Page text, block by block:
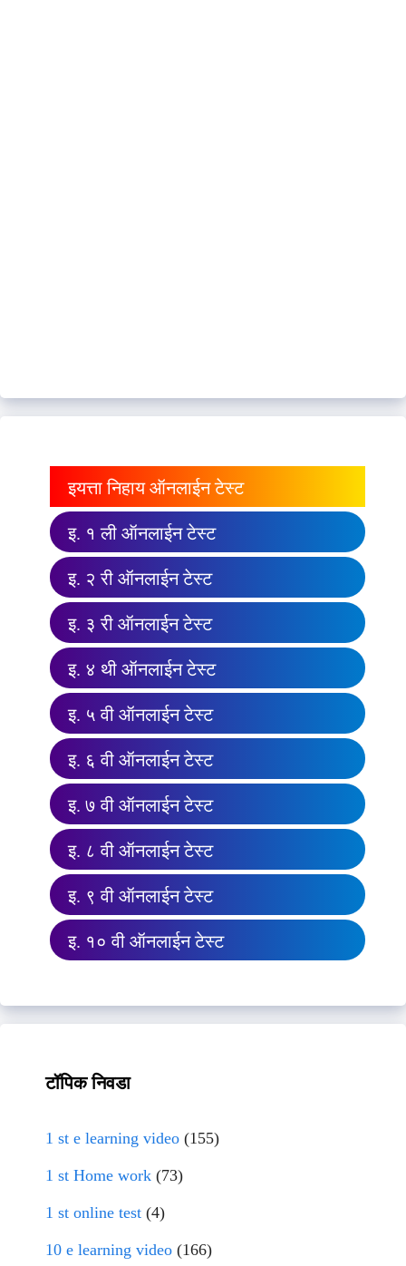
इयत्ता निहाय ऑनलाईन टेस्ट
इ. १ ली ऑनलाईन टेस्ट
इ. २ री ऑनलाईन टेस्ट
इ. ३ री ऑनलाईन टेस्ट
इ. ४ थी ऑनलाईन टेस्ट
इ. ५ वी ऑनलाईन टेस्ट
इ. ६ वी ऑनलाईन टेस्ट
इ. ७ वी ऑनलाईन टेस्ट
इ. ८ वी ऑनलाईन टेस्ट
इ. ९ वी ऑनलाईन टेस्ट
इ. १० वी ऑनलाईन टेस्ट
टॉपिक निवडा
1 st e learning video (155)
1 st Home work (73)
1 st online test (4)
10 e learning video (166)